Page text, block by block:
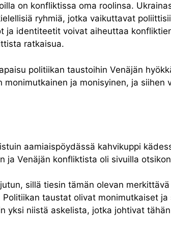
on konfliktissa oma roolinsa.
ryhmiä, jotka vaikuttavat
ja identiteetit voivat aiheuttaa
ratkaisua.
politiikan taustoihin Venäjän
monimutkainen ja monisyinen, ja siihen
aamiaispöydässä kahvikuppi
ja Venäjän konfliktista oli sivuilla
sillä tiesin tämän olevan
Politiikan taustat olivat monimutkaiset ja
yksi niistä askelista, jotka johtivat